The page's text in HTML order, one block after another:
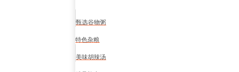
甄选谷物粥
特色杂粮
美味胡辣汤